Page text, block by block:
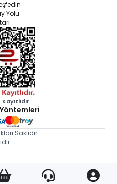
ile bildirimler göndererek,
teşvik edebilirsiniz. Bu, müşteri
stratejilerinizi de geliştirmenize
Yolu
Kayıtlıdır.
Saklıdır.